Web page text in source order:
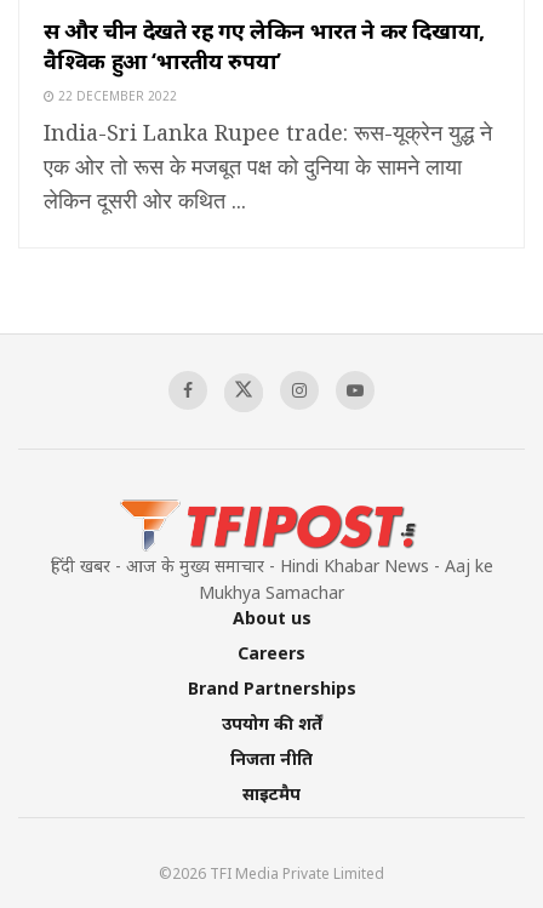
रूस और चीन देखते रह गए लेकिन भारत ने कर दिखाया,
वैश्विक हुआ ‘भारतीय रुपया’
22 DECEMBER 2022
India-Sri Lanka Rupee trade: रूस-यूक्रेन युद्ध ने
एक ओर तो रूस के मजबूत पक्ष को दुनिया के सामने लाया
लेकिन दूसरी ओर कथित ...
हिंदी खबर - आज के मुख्य समाचार - Hindi Khabar News - Aaj ke
Mukhya Samachar
About us
Careers
Brand Partnerships
उपयोग की शर्तें
निजता नीति
साइटमैप
©2026 TFI Media Private Limited